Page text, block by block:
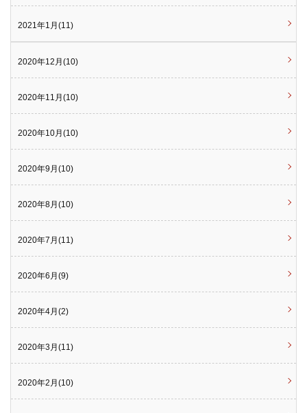
2021年1月(11)
2020年12月(10)
2020年11月(10)
2020年10月(10)
2020年9月(10)
2020年8月(10)
2020年7月(11)
2020年6月(9)
2020年4月(2)
2020年3月(11)
2020年2月(10)